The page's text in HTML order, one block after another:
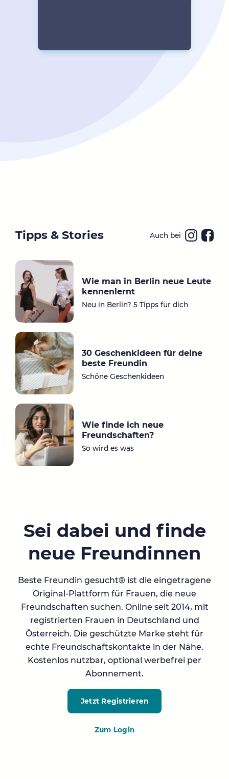
Tipps & Stories Auch bei
a
ok
Wie man in Berlin neue Leute
kennenlernt
Neu in Berlin? 5 Tipps für dich
30 Geschenkideen für deine
beste Freundin
Schöne Geschenkideen
Wie finde ich neue
Freundschaften?
So wird es was
Sei dabei und finde
neue Freundinnen
Beste Freundin gesucht® ist die eingetragene
Original-Plattform für Frauen, die neue
Freundschaften suchen. Online seit 2014, mit
registrierten Frauen in Deutschland und
Österreich. Die geschützte Marke steht für
echte Freundschaftskontakte in der Nähe.
Kostenlos nutzbar, optional werbefrei per
Abonnement.
Jetzt Registrieren
Zum Login